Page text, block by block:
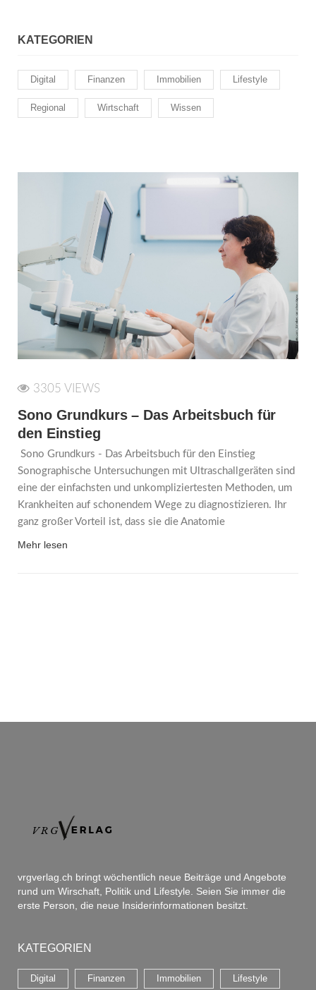
KATEGORIEN
Digital Finanzen Immobilien Lifestyle
Regional Wirtschaft Wissen
3305 VIEWS
Sono Grundkurs – Das Arbeitsbuch für
den Einstieg
Sono Grundkurs - Das Arbeitsbuch für den Einstieg
Sonographische Untersuchungen mit Ultraschallgeräten sind
eine der einfachsten und unkompliziertesten Methoden, um
Krankheiten auf schonendem Wege zu diagnostizieren. Ihr
ganz großer Vorteil ist, dass sie die Anatomie
Mehr lesen
vrgverlag.ch bringt wöchentlich neue Beiträge und Angebote
rund um Wirschaft, Politik und Lifestyle. Seien Sie immer die
erste Person, die neue Insiderinformationen besitzt.
KATEGORIEN
Digital Finanzen Immobilien Lifestyle